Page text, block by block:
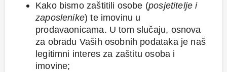
Kako bismo zaštitili osobe (posjetitelje i
zaposlenike) te imovinu u
prodavaonicama. U tom slučaju, osnova
za obradu Vaših osobnih podataka je naš
legitimni interes za zaštitu osoba i
imovine;